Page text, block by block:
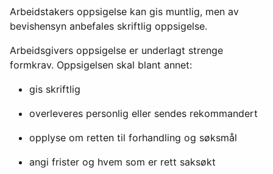
Arbeidstakers oppsigelse kan gis muntlig, men av
bevishensyn anbefales skriftlig oppsigelse.
Arbeidsgivers oppsigelse er underlagt strenge
formkrav. Oppsigelsen skal blant annet:
gis skriftlig
overleveres personlig eller sendes rekommandert
opplyse om retten til forhandling og søksmål
angi frister og hvem som er rett saksøkt